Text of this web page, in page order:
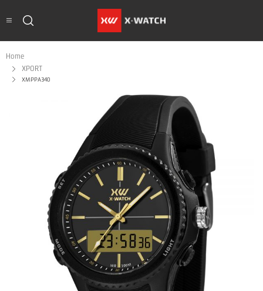
Home
XPORT
XMPPA340